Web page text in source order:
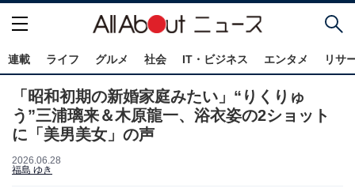
連載 ライフ グルメ 社会 IT・ビジネス エンタメ リサ
「昭和初期の新婚家庭みたい」“りくりゅ
う”三浦璃来＆木原龍一、浴衣姿の2ショット
に「美男美女」の声
2026.06.28
福島 ゆき